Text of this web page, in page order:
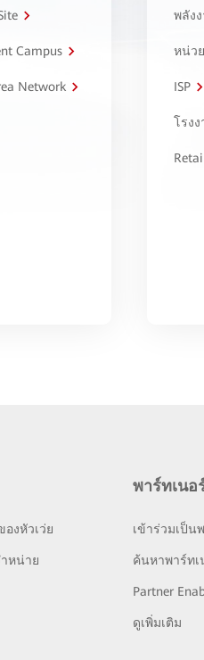
Campus
Network
พลัง
หน่ว
ISP
โรง
งหัวเว่ย
หน่าย
พาร์ทเนอ
เข้าร่วมเป็น
ค้นหาพาร์ทเ
Partner
ดูเพิ่มเติม